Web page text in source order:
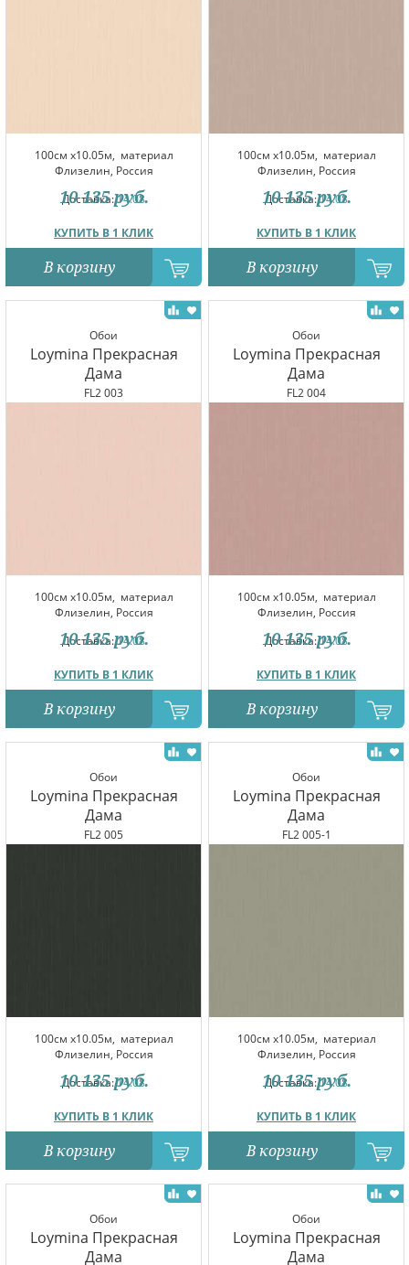
100см x10.05м, материал
Флизелин, Россия
Доставка:14.08
КУПИТЬ В 1 КЛИК
10 135 руб.
В корзину
100см x10.05м, материал
Флизелин, Россия
Доставка:14.08
КУПИТЬ В 1 КЛИК
10 135 руб.
В корзину
Обои
Loymina Прекрасная
Дама
FL2 003
100см x10.05м, материал
Флизелин, Россия
Доставка:14.08
КУПИТЬ В 1 КЛИК
10 135 руб.
В корзину
Обои
Loymina Прекрасная
Дама
FL2 004
100см x10.05м, материал
Флизелин, Россия
Доставка:14.08
КУПИТЬ В 1 КЛИК
10 135 руб.
В корзину
Обои
Loymina Прекрасная
Дама
FL2 005
100см x10.05м, материал
Флизелин, Россия
Доставка:14.08
КУПИТЬ В 1 КЛИК
10 135 руб.
В корзину
Обои
Loymina Прекрасная
Дама
FL2 005-1
100см x10.05м, материал
Флизелин, Россия
Доставка:14.08
КУПИТЬ В 1 КЛИК
10 135 руб.
В корзину
Обои
Loymina Прекрасная
Дама
Обои
Loymina Прекрасная
Дама